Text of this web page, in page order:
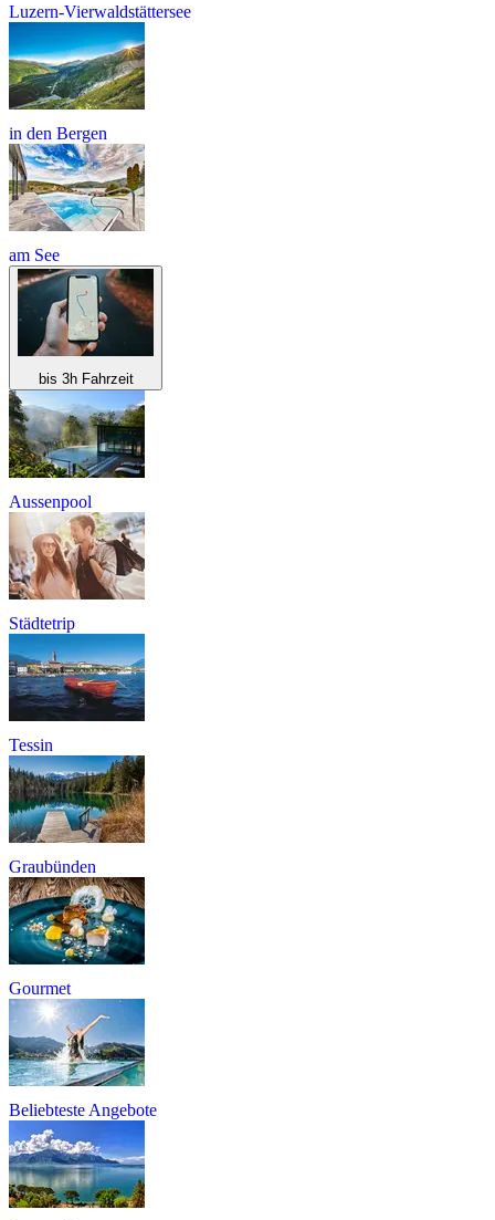
Luzern-Vierwaldstättersee
in den Bergen
am See
bis 3h Fahrzeit
Aussenpool
Städtetrip
Tessin
Graubünden
Gourmet
Beliebteste Angebote